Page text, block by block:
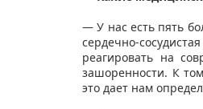
— У нас есть пять
сердечно-
реагировать на
зашоренности. К
это дает нам